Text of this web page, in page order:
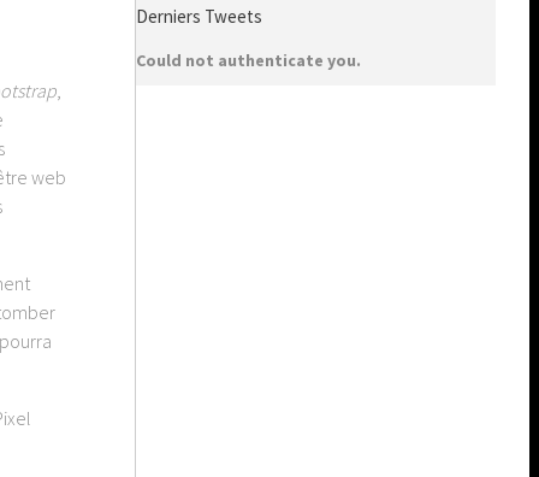
,
web
Derniers Tweets
Could not authenticate you.